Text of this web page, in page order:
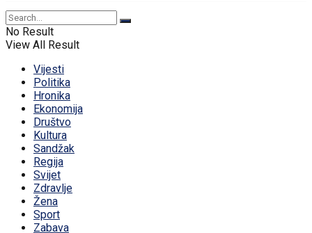
No Result
View All Result
Vijesti
Politika
Hronika
Ekonomija
Društvo
Kultura
Sandžak
Regija
Svijet
Zdravlje
Žena
Sport
Zabava